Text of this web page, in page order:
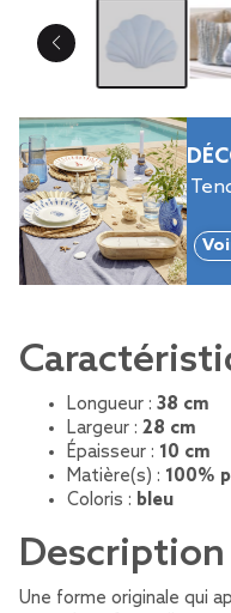
Longueur : 38 cm
Largeur : 28 cm
Épaisseur : 10 cm
Matière(s) : 100%
Coloris : bleu
Une forme originale qui